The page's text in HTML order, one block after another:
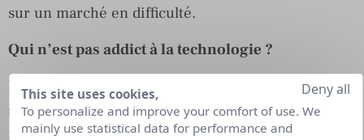
sur un marché en difficulté.
Qui n’est pas addict à la technologie ?
Nous n’imaginons pas un jour sans nos
smartphones ou nos ordinateurs. Les moindres
moments de nos vies sont de plus en plus régis par
This site uses cookies,
To personalize and improve your comfort of use. We
mainly use statistical data for performance and
Deny all